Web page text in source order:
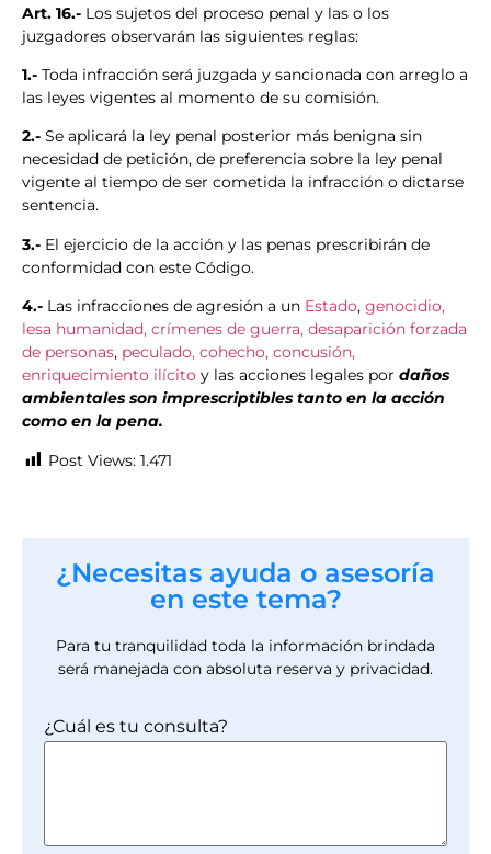
Art. 16.- Los sujetos del proceso penal y las o los
juzgadores observarán las siguientes reglas:
1.- Toda infracción será juzgada y sancionada con arreglo a
las leyes vigentes al momento de su comisión.
2.- Se aplicará la ley penal posterior más benigna sin
necesidad de petición, de preferencia sobre la ley penal
vigente al tiempo de ser cometida la infracción o dictarse
sentencia.
3.- El ejercicio de la acción y las penas prescribirán de
conformidad con este Código.
4.- Las infracciones de agresión a un Estado, genocidio,
lesa humanidad, crímenes de guerra, desaparición forzada
de personas, peculado, cohecho, concusión,
enriquecimiento ilícito y las acciones legales por daños
ambientales son imprescriptibles tanto en la acción
como en la pena.
Post Views: 1.471
¿Necesitas ayuda o asesoría
en este tema?
Para tu tranquilidad toda la información brindada
será manejada con absoluta reserva y privacidad.
¿Cuál es tu consulta?